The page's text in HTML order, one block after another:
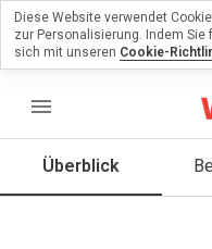
menu
Überblick
Sie
Diese Website verwendet
zur Personalisierung. Indem Sie
sich mit unseren Cookie-